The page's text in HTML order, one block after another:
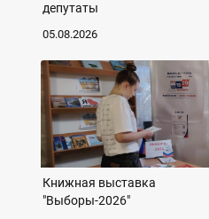
депутаты
05.08.2026
Книжная выставка
"Выборы-2026"